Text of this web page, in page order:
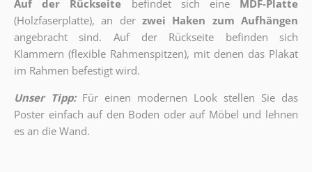
Auf der Rückseite
befindet sich eine
MDF-Platte
(Holzfaserplatte), an der zwei Haken zum Aufhängen
angebracht sind.
Auf der Rückseite befinden sich
Klammern (flexible Rahmenspitzen), mit denen das Plakat
im Rahmen befestigt wird.
Unser Tipp: Für einen modernen Look stellen Sie das
Poster einfach auf den Boden oder auf Möbel und lehnen
es an die Wand.